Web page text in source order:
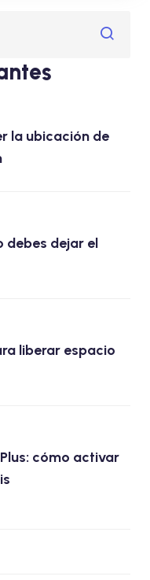
la ubicación de
debes dejar el
liberar espacio
cómo activar